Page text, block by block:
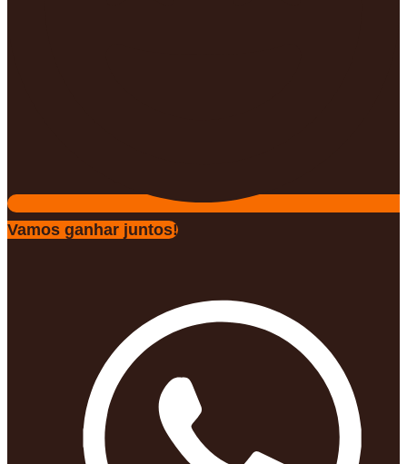
Vamos ganhar juntos!